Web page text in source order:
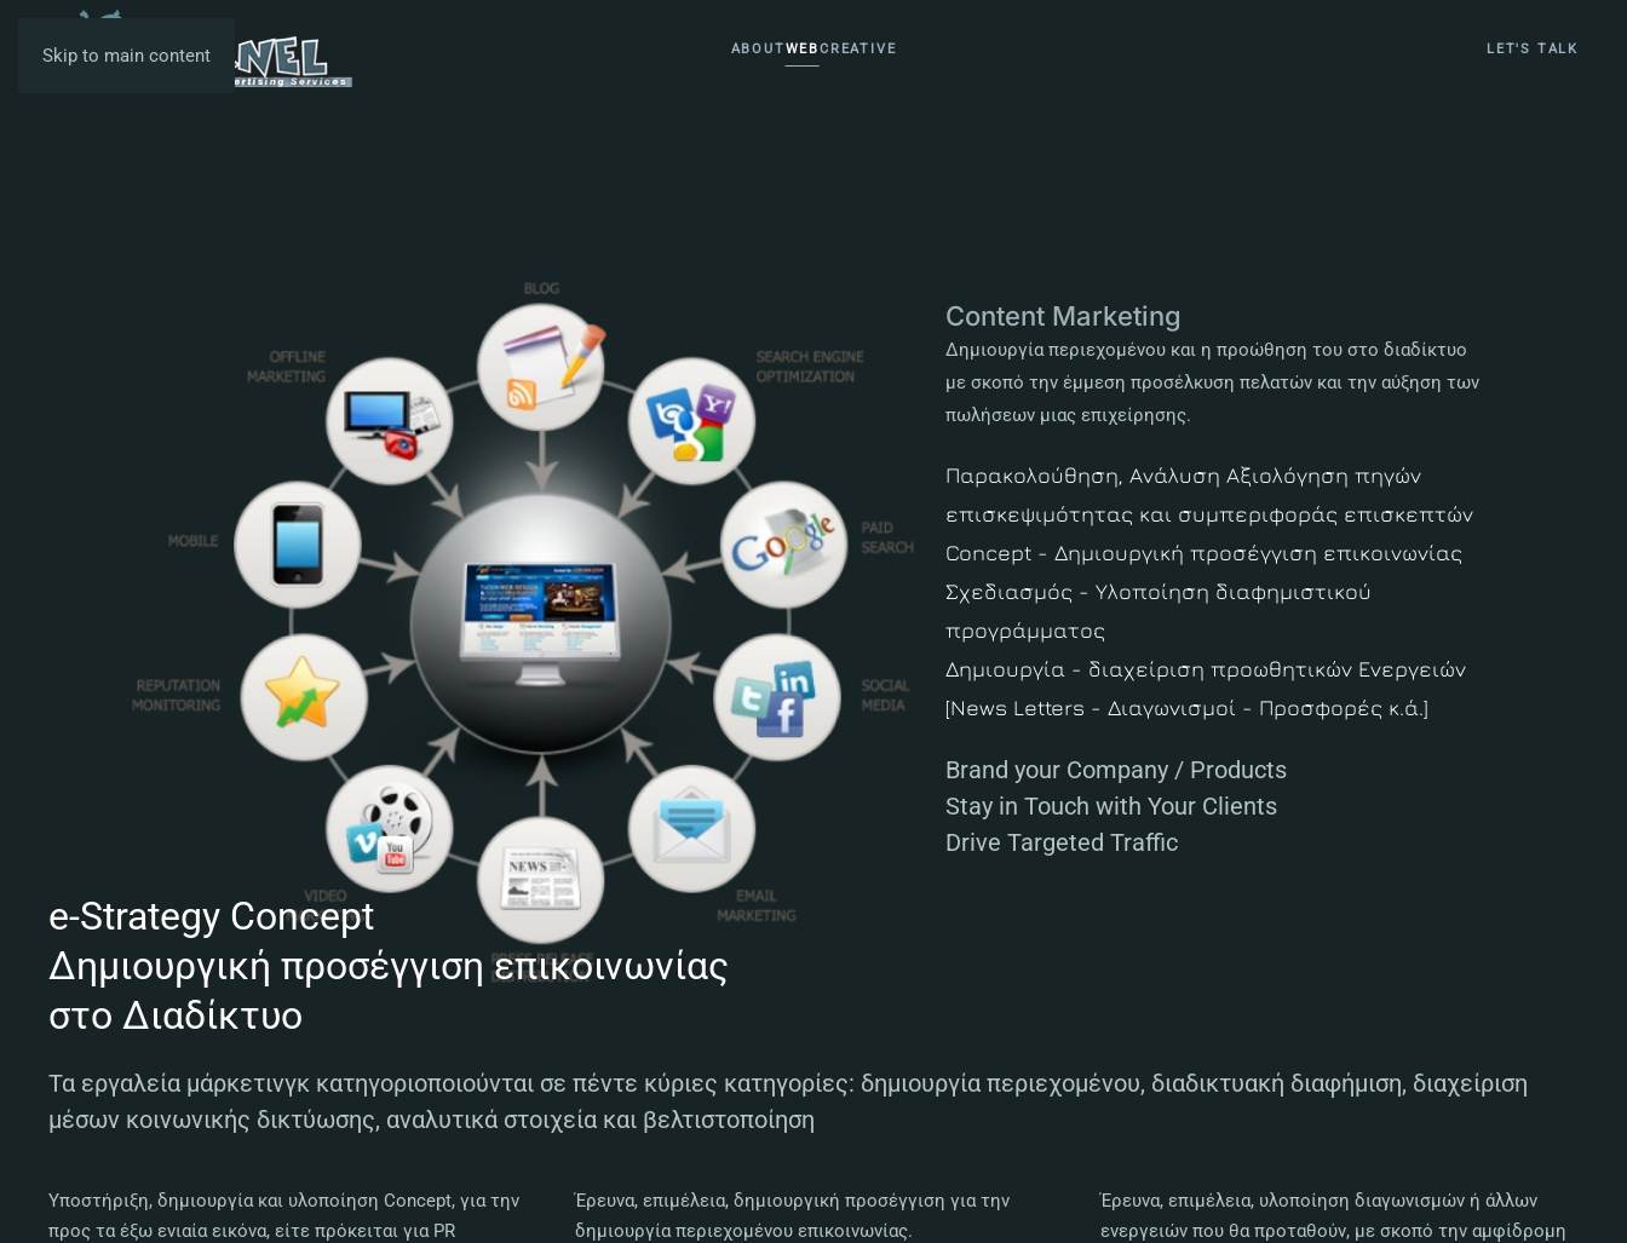
Skip to main content ABOUTWEBCREATIVE LET'S TALK
Content Marketing
Δημιουργία περιεχομένου και η προώθηση του στο διαδίκτυο
με σκοπό την έμμεση προσέλκυση πελατών και την αύξηση των
πωλήσεων μιας επιχείρησης.
Παρακολούθηση, Ανάλυση Αξιολόγηση πηγών
επισκεψιμότητας και συμπεριφοράς επισκεπτών
Concept - Δημιουργική προσέγγιση επικοινωνίας
Σχεδιασμός - Υλοποίηση διαφημιστικού
προγράμματος
Δημιουργία - διαχείριση προωθητικών Ενεργειών
[News Letters - Διαγωνισμοί - Προσφορές κ.ά.]
Brand your Company / Products
Stay in Touch with Your Clients
Drive Targeted Traffic
e-Strategy Concept
Δημιουργική προσέγγιση επικοινωνίας
στο Διαδίκτυο
Τα εργαλεία μάρκετινγκ κατηγοριοποιούνται σε πέντε κύριες κατηγορίες: δημιουργία περιεχομένου, διαδικτυακή διαφήμιση, διαχείριση
μέσων κοινωνικής δικτύωσης, αναλυτικά στοιχεία και βελτιστοποίηση
Υποστήριξη, δημιουργία και υλοποίηση Concept, για την
προς τα έξω ενιαία εικόνα, είτε πρόκειται για PR
Έρευνα, επιμέλεια, δημιουργική προσέγγιση για την
δημιουργία περιεχομένου επικοινωνίας.
Έρευνα, επιμέλεια, υλοποίηση διαγωνισμών ή άλλων
ενεργειών που θα προταθούν, με σκοπό την αμφίδρομη